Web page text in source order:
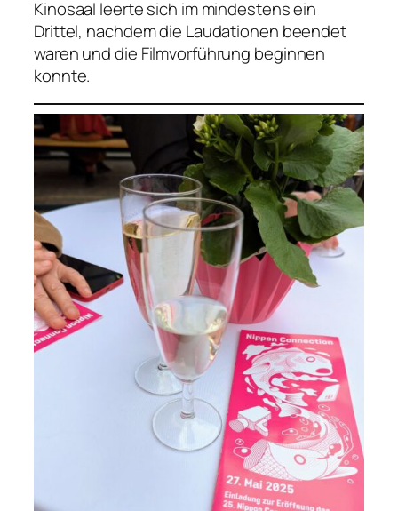
Kinosaal leerte sich im mindestens ein
Drittel, nachdem die Laudationen beendet
waren und die Filmvorführung beginnen
konnte.